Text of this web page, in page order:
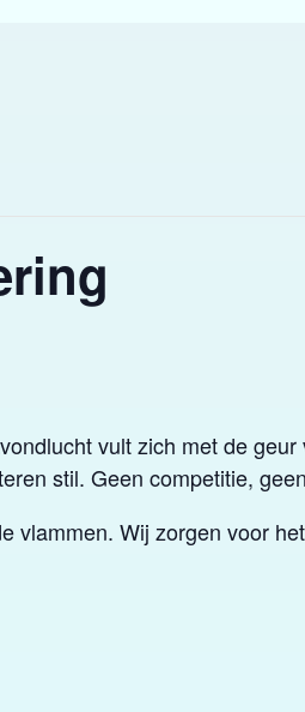
vult zich met de
stil. Geen competitie,
vlammen. Wij zorgen voor